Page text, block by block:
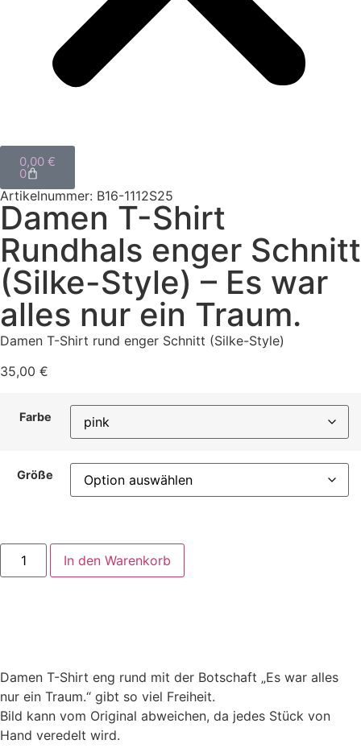
0,00 €
0
Artikelnummer: B16-1112S25
Damen T-Shirt
Rundhals enger Schnitt
(Silke-Style) – Es war
alles nur ein Traum.
Damen T-Shirt rund enger Schnitt (Silke-Style)
35,00 €
Farbe
Größe
In den Warenkorb
Damen T-Shirt eng rund mit der Botschaft „Es war alles
nur ein Traum.“ gibt so viel Freiheit.
Bild kann vom Original abweichen, da jedes Stück von
Hand veredelt wird.